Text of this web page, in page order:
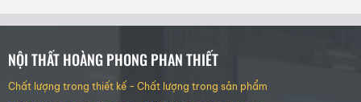
NỘI THẤT HOÀNG PHONG PHAN THIẾT
Chất lượng trong thiết kế - Chất lượng trong sản phẩm